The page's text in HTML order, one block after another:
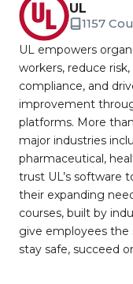
UL
1157
UL empowers
workers, reduce
compliance, and
improvement
platforms. More
major industries
pharmaceutical,
trust UL’s software
their expanding
courses, built by
give employees the
stay safe, succeed